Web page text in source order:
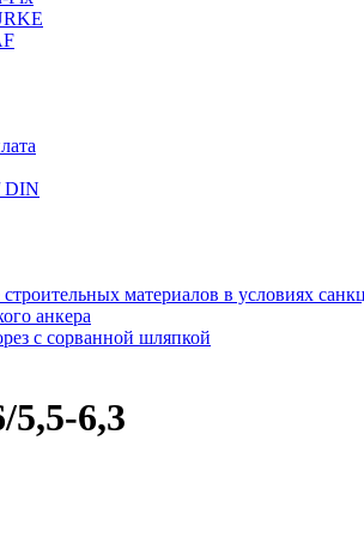
DIN
материалов в условиях
анкера
с сорванной шляпкой
6,3